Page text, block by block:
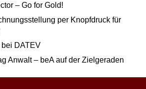
– Go for Gold!
per Knopfdruck für
DATEV
Anwalt – beA auf der Zielgeraden